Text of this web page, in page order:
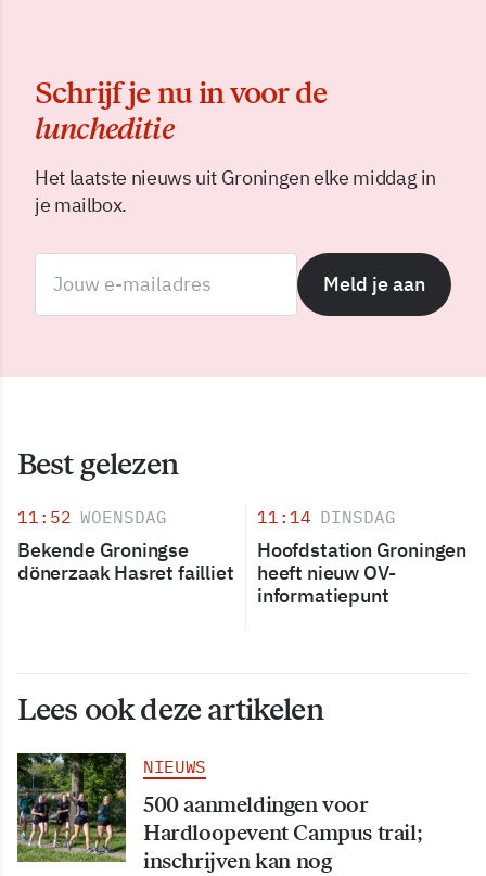
Schrijf je nu in voor de
luncheditie
Het laatste nieuws uit Groningen elke middag in
je mailbox.
Meld je aan
Best gelezen
11:52 WOENSDAG
Bekende Groningse
dönerzaak Hasret failliet
11:14 DINSDAG
Hoofdstation Groningen
heeft nieuw OV-
informatiepunt
Lees ook deze artikelen
NIEUWS
500 aanmeldingen voor
Hardloopevent Campus trail;
inschrijven kan nog